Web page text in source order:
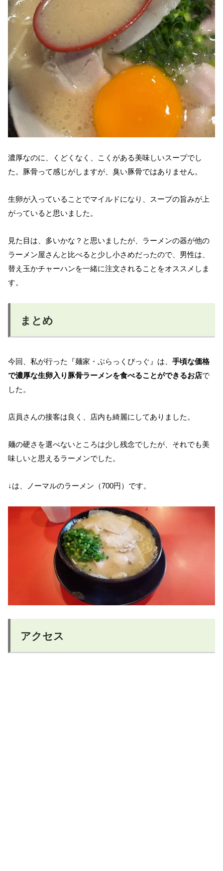
濃厚なのに、くどくなく、こくがある美味しいスープでし
た。豚骨って感じがしますが、臭い豚骨ではありません。
生卵が入っていることでマイルドになり、スープの旨みが上
がっていると思いました。
見た目は、多いかな？と思いましたが、ラーメンの器が他の
ラーメン屋さんと比べると少し小さめだったので、男性は、
替え玉かチャーハンを一緒に注文されることをオススメしま
す。
まとめ
今回、私が行った『麺家・ぶらっくぴっぐ』は、 手頃な価格
で濃厚な生卵入り豚骨ラーメンを食べることができるお店で
した。
店員さんの接客は良く、店内も綺麗にしてありました。
麺の硬さを選べないところは少し残念でしたが、それでも美
味しいと思えるラーメンでした。
↓は、ノーマルのラーメン（700円）です。
アクセス